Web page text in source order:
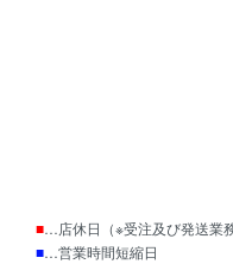
■…店休日（※受注及び発送業
■…営業時間短縮日